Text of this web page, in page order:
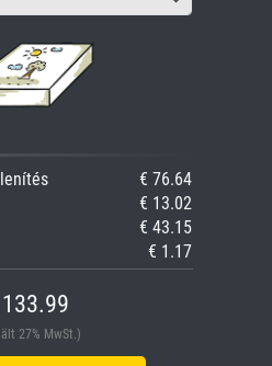
€ 76.64
€ 13.02
€ 43.15
€ 1.17
27% MwSt.)